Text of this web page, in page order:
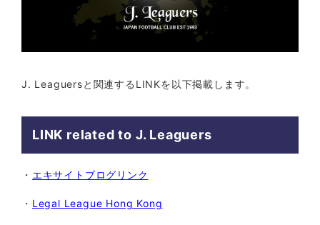
J. Leaguersと関連するLINKを以下掲載します。
LINK related to J. Leaguers
・ エキサイトブログリンク
・ Legal League Hong Kong